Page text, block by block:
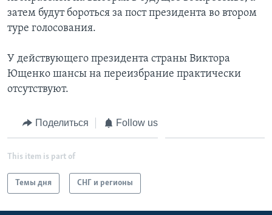
затем будут бороться за пост президента во втором
туре голосования.
У действующего президента страны Виктора
Ющенко шансы на переизбрание практически
отсутствуют.
Поделиться Follow us
This item is part of
Темы дня СНГ и регионы